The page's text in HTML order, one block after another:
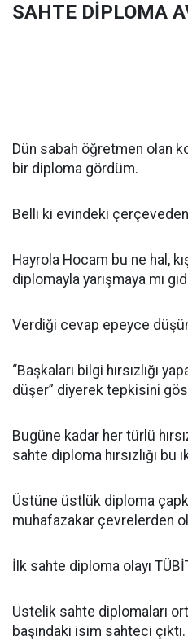
SAHTE DİPLOMA
Dün sabah öğretmen olan
bir diploma gördüm.
Belli ki evindeki
Hayrola Hocam bu ne hal,
diplomayla yarışmaya mı
Verdiği cevap epeyce
“Başkaları bilgi hırsızlığı
düşer” diyerek tepkisini
Bugüne kadar her türlü
sahte diploma hırsızlığı
Üstüne üstlük diploma
muhafazakar çevrelerden
İlk sahte diploma olayı
Üstelik sahte diplomaları
başındaki isim sahteci çıktı.